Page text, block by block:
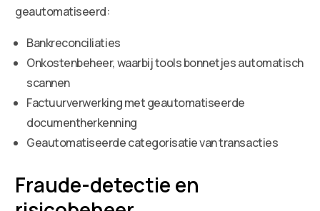
geautomatiseerd:
Bankreconciliaties
Onkostenbeheer, waarbij tools bonnetjes automatisch
scannen
Factuurverwerking met geautomatiseerde
documentherkenning
Geautomatiseerde categorisatie van transacties
Fraude-detectie en